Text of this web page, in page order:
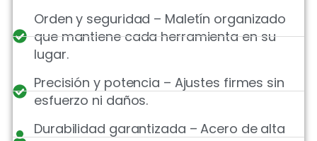
Orden y seguridad – Maletín organizado
que mantiene cada herramienta en su
lugar.
Precisión y potencia – Ajustes firmes sin
esfuerzo ni daños.
Durabilidad garantizada – Acero de alta